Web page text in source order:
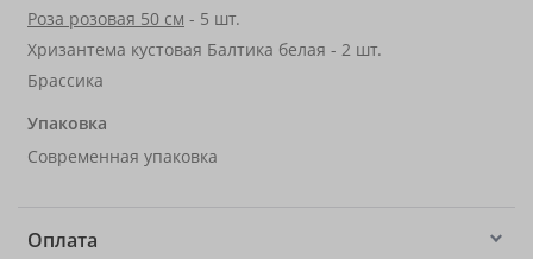
Роза розовая 50 см - 5 шт.
Хризантема кустовая Балтика белая - 2 шт.
Брассика
Упаковка
Современная упаковка
Оплата